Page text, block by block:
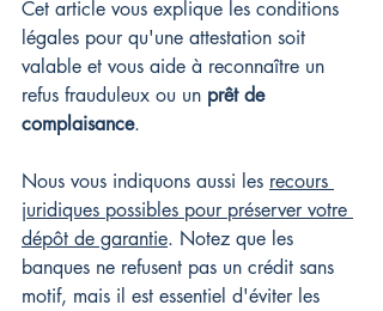
Cet article vous explique les conditions
légales pour qu'une attestation soit
valable et vous aide à reconnaître un
refus frauduleux ou un prêt de
complaisance.
Nous vous indiquons aussi les recours
juridiques possibles pour préserver votre
dépôt de garantie. Notez que les
banques ne refusent pas un crédit sans
motif, mais il est essentiel d'éviter les